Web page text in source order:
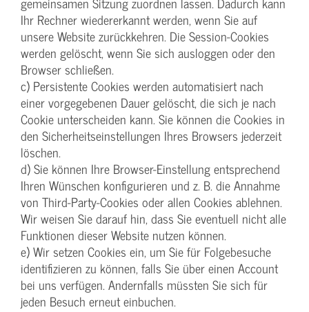
Ihr Rechner wiedererkannt werden, wenn Sie auf
unsere Website zurückkehren. Die Session-Cookies
werden gelöscht, wenn Sie sich ausloggen oder den
Browser schließen.
c) Persistente Cookies werden automatisiert nach
einer vorgegebenen Dauer gelöscht, die sich je nach
Cookie unterscheiden kann. Sie können die Cookies in
den Sicherheitseinstellungen Ihres Browsers jederzeit
löschen.
d) Sie können Ihre Browser-Einstellung entsprechend
Ihren Wünschen konfigurieren und z. B. die Annahme
von Third-Party-Cookies oder allen Cookies ablehnen.
Wir weisen Sie darauf hin, dass Sie eventuell nicht alle
Funktionen dieser Website nutzen können.
e) Wir setzen Cookies ein, um Sie für Folgebesuche
identifizieren zu können, falls Sie über einen Account
bei uns verfügen. Andernfalls müssten Sie sich für
jeden Besuch erneut einbuchen.